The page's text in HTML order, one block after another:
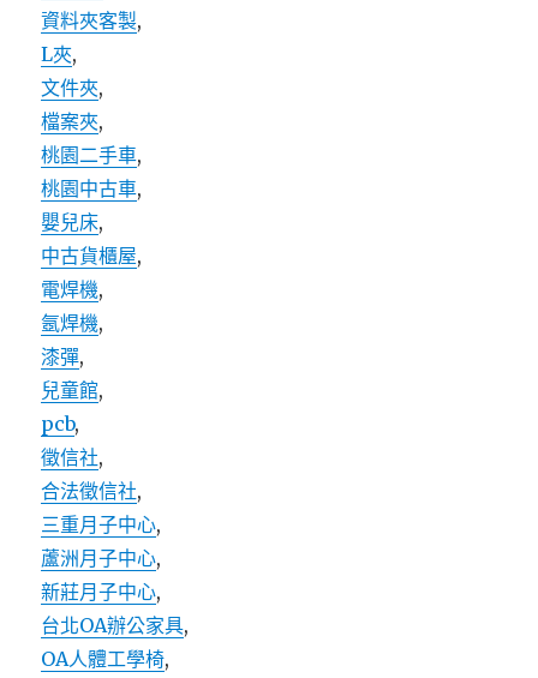
資料夾客製,
L夾,
文件夾,
檔案夾,
桃園二手車,
桃園中古車,
嬰兒床,
中古貨櫃屋,
電焊機,
氬焊機,
漆彈,
兒童館,
pcb,
徵信社,
合法徵信社,
三重月子中心,
蘆洲月子中心,
新莊月子中心,
台北OA辦公家具,
OA人體工學椅,